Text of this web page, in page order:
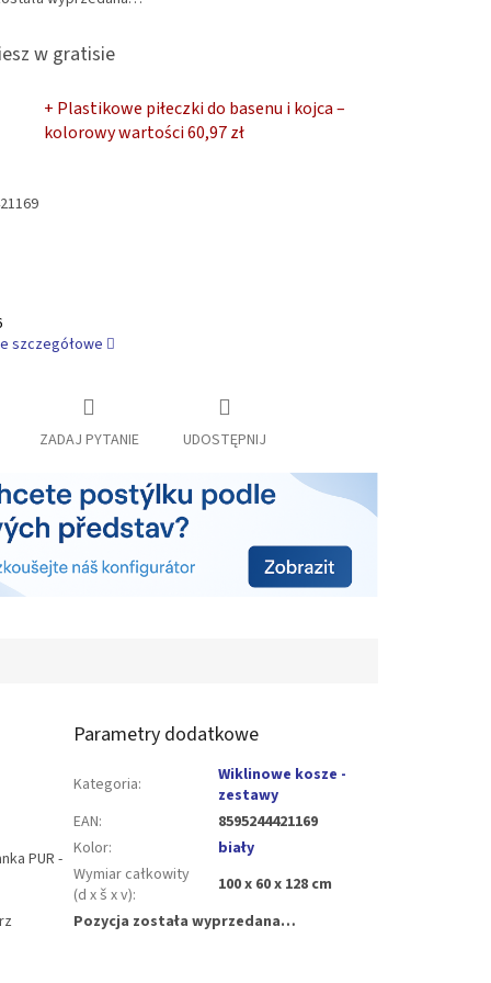
w gratisie
+ Plastikowe piłeczki do basenu i kojca –
kolorowywartości 60,97 zł
szczegółowe
ZADAJ PYTANIE UDOSTĘPNIJ
PUR -
Parametry dodatkowe
Kategoria:
Wiklinowe kosze -
zestawy
EAN:
8595244421169
Kolor:
biały
Wymiar całkowity
(d x š x v):
100 x 60 x 128 cm
Pozycja została wyprzedana…